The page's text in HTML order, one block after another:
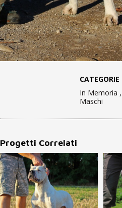
CATEGORIE
In Memoria
Maschi
Progetti Correlati
FALCO MEDALOR DE LA
PACO CASSA